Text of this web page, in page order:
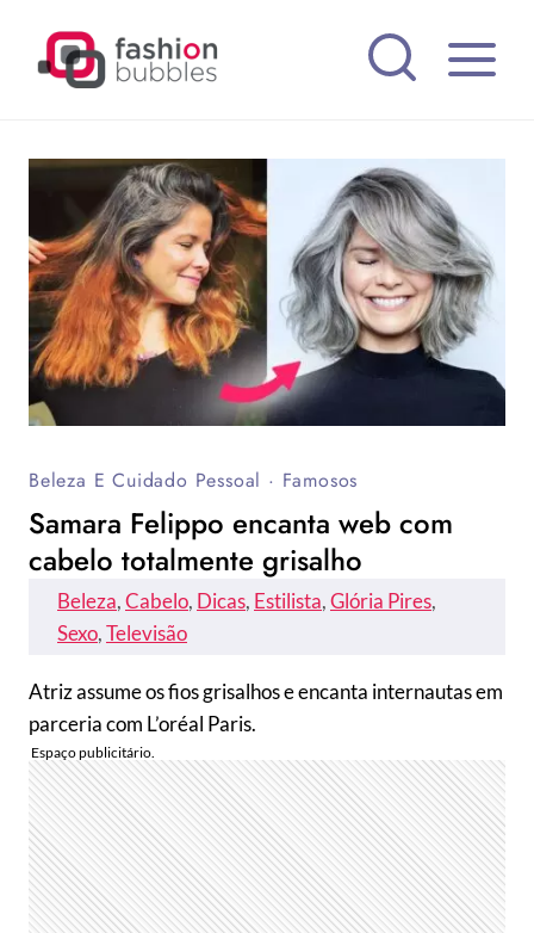
Beleza E Cuidado Pessoal · Famosos
Samara Felippo encanta web com
cabelo totalmente grisalho
Beleza, Cabelo, Dicas, Estilista, Glória Pires
Sexo, Televisão
Atriz assume os fios grisalhos e encanta internautas em
parceria com L’oréal Paris.